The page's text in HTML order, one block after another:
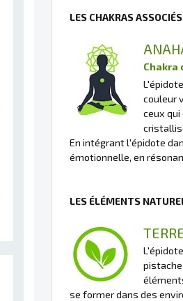
LES CHAKRAS
Chakra
couleur
ceux
En intégrant l'épidote
émotionnelle, en
LES ÉLÉMENTS
se former dans des